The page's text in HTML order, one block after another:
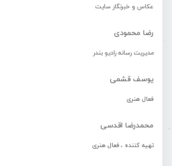
عکاس و خبرنگار سایت
رضا محمودی
مدیریت رسانه رادیو بندر
یوسف قشمی
فعال هنری
محمدرضا اقدسی
تهیه کننده ، فعال هنری